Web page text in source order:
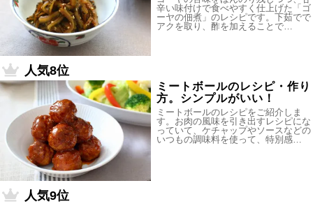
辛い味付けで食べやすく仕上げた「ゴ
ーヤの佃煮」のレシピです。下茹でで
アクを取り、酢を加えることで…
人気8位
ミートボールのレシピ・作り
方。シンプルがいい！
ミートボールのレシピをご紹介しま
す。お肉の風味を引き出すレシピにな
っていて、ケチャップやソースなどの
いつもの調味料を使って、特別感…
人気9位